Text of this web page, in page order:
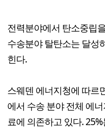
전력분야에서 탄소중립
수송분야 탈탄소는 달성
힌다.
스웨덴 에너지청에 따르
에서 수송 분야 전체 에
료에 의존하고 있다.